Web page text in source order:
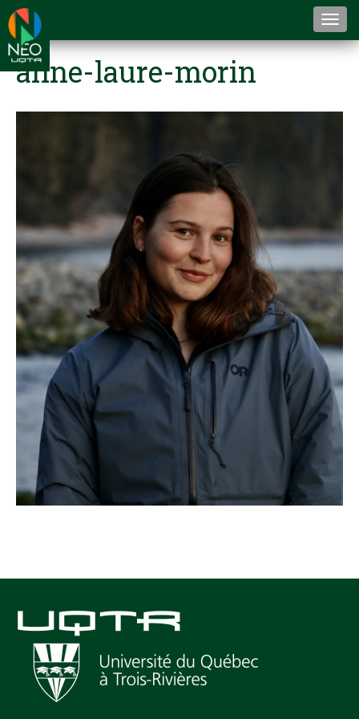
anne-laure-morin